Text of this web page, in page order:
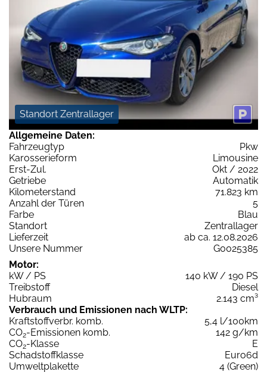
Standort Zentrallager
Allgemeine Daten:
Fahrzeugtyp
Pkw
Karosserieform
Limousine
Erst-Zul.
Okt / 2022
Getriebe
Automatik
Kilometerstand
71.823 km
Anzahl der Türen
5
Farbe
Blau
Standort
Zentrallager
Lieferzeit
ab ca. 12.08.2026
Unsere Nummer
G0025385
Motor:
kW / PS
140 kW / 190 PS
Treibstoff
Diesel
Hubraum
2.143 cm³
Verbrauch und Emissionen nach WLTP:
Kraftstoffverbr. komb.
5,4 l/100km
CO2-Emissionen komb.
142 g/km
CO2-Klasse
E
Schadstoffklasse
Euro6d
Umweltplakette
4 (Green)